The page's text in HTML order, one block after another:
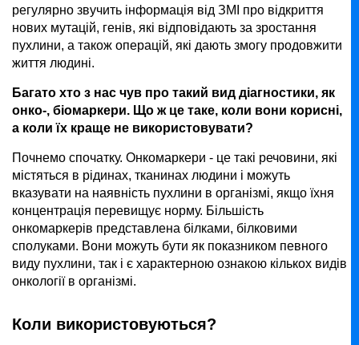
регулярно звучить інформація від ЗМІ про відкриття
нових мутацій, генів, які відповідають за зростання
пухлини, а також операцій, які дають змогу продовжити
життя людині.
Багато хто з нас чув про такий вид діагностики, як
онко-, біомаркери. Що ж це таке, коли вони корисні,
а коли їх краще не використовувати?
Почнемо спочатку. Онкомаркери - це такі речовини, які
містяться в рідинах, тканинах людини і можуть
вказувати на наявність пухлини в організмі, якщо їхня
концентрація перевищує норму. Більшість
онкомаркерів представлена білками, білковими
сполуками. Вони можуть бути як показником певного
виду пухлини, так і є характерною ознакою кількох видів
онкології в організмі.
Коли використовуються?